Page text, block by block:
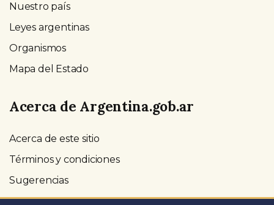
Nuestro país
Leyes argentinas
Organismos
Mapa del Estado
Acerca de Argentina.gob.ar
Acerca de este sitio
Términos y condiciones
Sugerencias